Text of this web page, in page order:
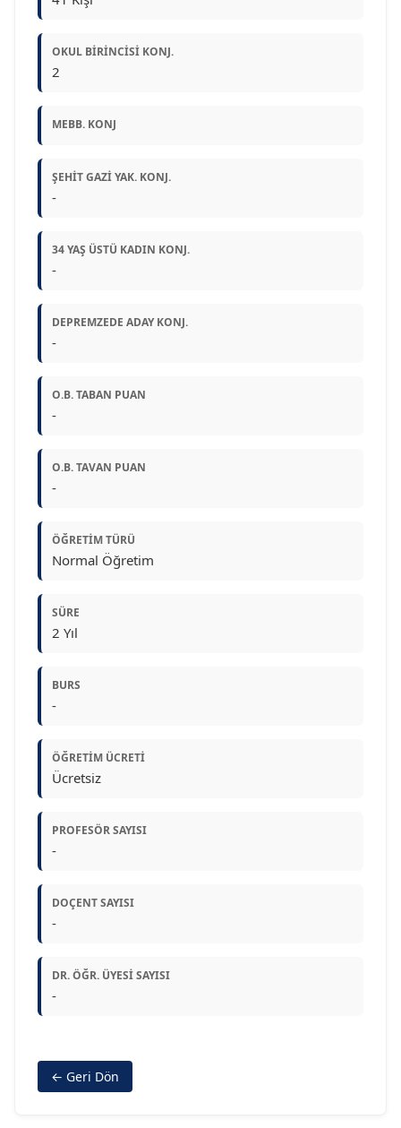
OKUL BIRINCISI KONJ.
2
MEBB. KONJ
ŞEHIT GAZI YAK. KONJ.
-
34 YAŞ ÜSTÜ KADIN KONJ.
-
DEPREMZEDE ADAY KONJ.
-
O.B. TABAN PUAN
-
O.B. TAVAN PUAN
-
ÖĞRETIM TÜRÜ
Normal Öğretim
SÜRE
2 Yıl
BURS
-
ÖĞRETIM ÜCRETI
Ücretsiz
PROFESÖR SAYISI
-
DOÇENT SAYISI
-
DR. ÖĞR. ÜYESI SAYISI
-
← Geri Dön